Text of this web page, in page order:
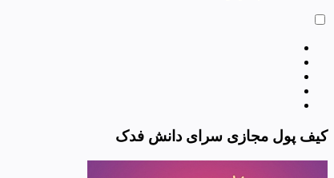
کیف پول مجازی سرای دانش فدک